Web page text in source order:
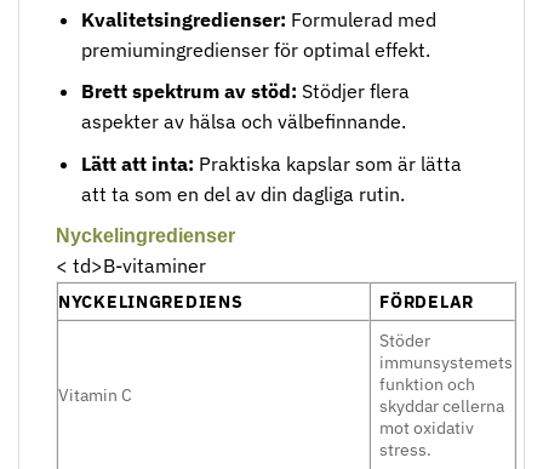
Kvalitetsingredienser: Formulerad med
premiumingredienser för optimal effekt.
Brett spektrum av stöd: Stödjer flera
aspekter av hälsa och välbefinnande.
Lätt att inta: Praktiska kapslar som är lätta
att ta som en del av din dagliga rutin.
Nyckelingredienser
< td>B-vitaminer
NYCKELINGREDIENS FÖRDELAR
Vitamin C
Stöder
immunsystemets
funktion och
skyddar cellerna
mot oxidativ
stress.